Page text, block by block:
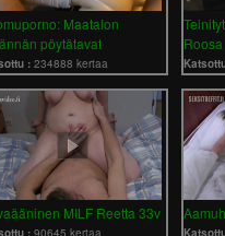
Maatalon
pöytätavat
:234888 kertaa
Roosa
MILF Reetta 33v
:90645 kertaa